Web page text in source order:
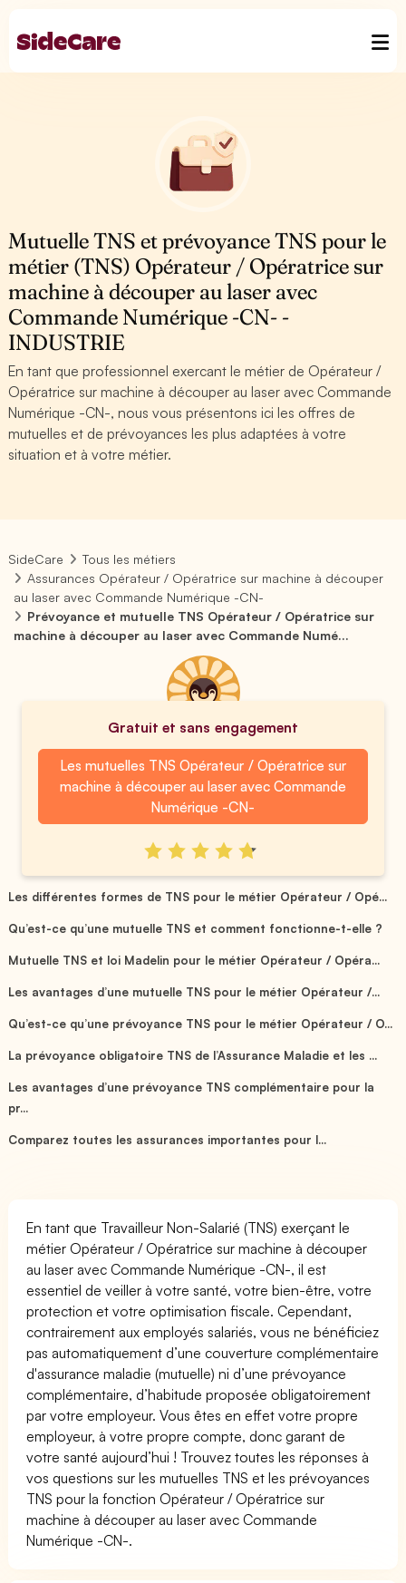
Mutuelle TNS et prévoyance TNS pour le
métier (TNS) Opérateur / Opératrice sur
machine à découper au laser avec
Commande Numérique -CN- -
INDUSTRIE
En tant que professionnel exercant le métier de Opérateur /
Opératrice sur machine à découper au laser avec Commande
Numérique -CN-, nous vous présentons ici les offres de
mutuelles et de prévoyances les plus adaptées à votre
situation et à votre métier.
SideCare
Tous les métiers
Assurances Opérateur / Opératrice sur machine à découper
au laser avec Commande Numérique -CN-
Prévoyance et mutuelle TNS Opérateur / Opératrice sur
machine à découper au laser avec Commande Numé...
Gratuit et sans engagement
Les mutuelles TNS Opérateur / Opératrice sur
machine à découper au laser avec Commande
Numérique -CN-
Les différentes formes de TNS pour le métier Opérateur / Opé...
Qu’est-ce qu’une mutuelle TNS et comment fonctionne-t-elle ?
Mutuelle TNS et loi Madelin pour le métier Opérateur / Opéra...
Les avantages d’une mutuelle TNS pour le métier Opérateur /...
Qu’est-ce qu’une prévoyance TNS pour le métier Opérateur / O...
La prévoyance obligatoire TNS de l’Assurance Maladie et les ...
Les avantages d’une prévoyance TNS complémentaire pour la
pr...
Comparez toutes les assurances importantes pour l...
En tant que Travailleur Non-Salarié (TNS) exerçant le
métier Opérateur / Opératrice sur machine à découper
au laser avec Commande Numérique -CN-, il est
essentiel de veiller à votre santé, votre bien-être, votre
protection et votre optimisation fiscale. Cependant,
contrairement aux employés salariés, vous ne bénéficiez
pas automatiquement d’une couverture complémentaire
d'assurance maladie (mutuelle) ni d’une prévoyance
complémentaire, d’habitude proposée obligatoirement
par votre employeur. Vous êtes en effet votre propre
employeur, à votre propre compte, donc garant de
votre santé aujourd’hui ! Trouvez toutes les réponses à
vos questions sur les mutuelles TNS et les prévoyances
TNS pour la fonction Opérateur / Opératrice sur
machine à découper au laser avec Commande
Numérique -CN-.